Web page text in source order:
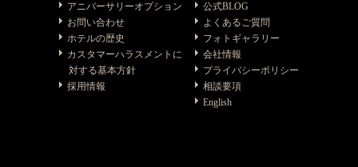
アニバーサリーオプション
お問い合わせ
ホテルの歴史
カスタマーハラスメントに
対する基本方針
採用情報
公式BLOG
よくあるご質問
フォトギャラリー
会社情報
プライバシーポリシー
相談要項
English